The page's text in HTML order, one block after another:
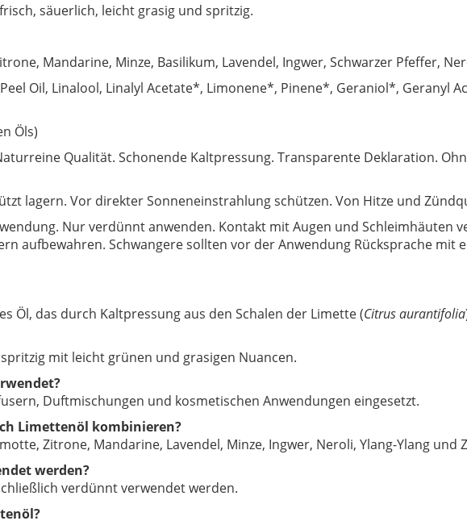
säuerlich, leicht grasig und spritzig.
Mandarine, Minze, Basilikum, Lavendel, Ingwer, Schwarzer Pfeffer,
Oil, Linalool, Linalyl Acetate*, Limonene*, Pinene*, Geraniol*, Geranyl
Öls)
Qualität. Schonende Kaltpressung. Transparente Deklaration.
lagern. Vor direkter Sonneneinstrahlung schützen. Von Hitze und
Nur verdünnt anwenden. Kontakt mit Augen und Schleimhäuten
aufbewahren. Schwangere sollten vor der Anwendung Rücksprache mit
Öl, das durch Kaltpressung aus den Schalen der Limette (Citrus aurantifolia
mit leicht grünen und grasigen Nuancen.
Duftmischungen und kosmetischen Anwendungen eingesetzt.
Limettenöl kombinieren?
Zitrone, Mandarine, Lavendel, Minze, Ingwer, Neroli, Ylang-Ylang und
werden?
verdünnt verwendet werden.